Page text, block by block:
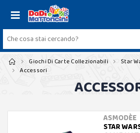
Giochi Di Carte Collezionabili
Star
Accessori
ASMODÈE
STAR